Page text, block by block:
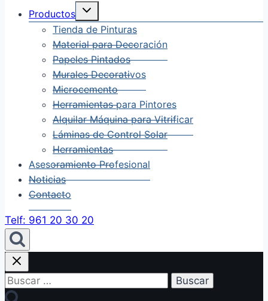
Productos
Alternar
menú
hijo
Tienda de Pinturas
Material para Decoración
Papeles Pintados
Murales Decorativos
Microcemento
Herramientas para Pintores
Alquilar Máquina para Vitrificar
Láminas de Control Solar
Herramientas
Asesoramiento Profesional
Noticias
Contacto
Telf: 961 20 30 20
Buscar: